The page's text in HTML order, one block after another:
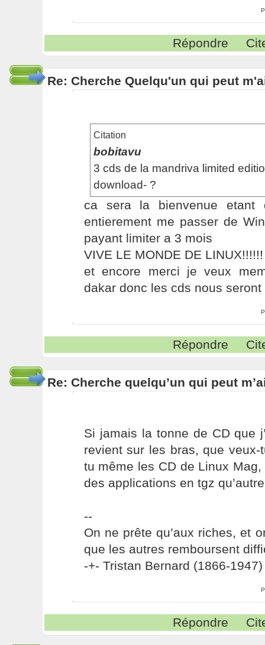
Répondre
Re: Cherche Quelqu'un qui peut
Citation
bobitavu
3 cds de la mandriva limited
download- ?
ca sera la bienvenue etant
entierement me passer de
payant limiter a 3 mois
VIVE LE MONDE DE LINUX!!!!!!
et encore merci je veux
dakar donc les cds nous seront
Répondre
Re: Cherche quelqu’un qui peut
Si jamais la tonne de CD que
revient sur les bras, que veux-
tu même les CD de Linux
des applications en tgz
--
On ne prête qu’aux riches, et
que les autres remboursent
-+- Tristan Bernard (1866-1947)
Répondre